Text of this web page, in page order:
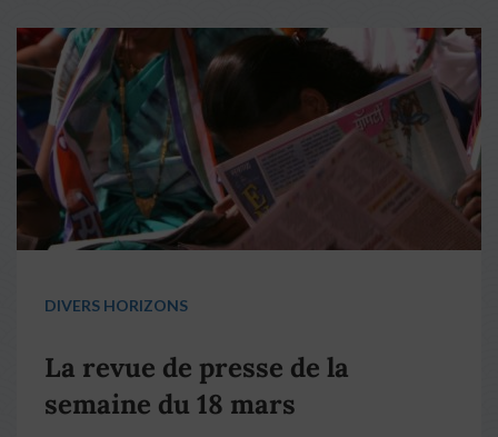
DIVERS HORIZONS
La revue de presse de la
semaine du 18 mars